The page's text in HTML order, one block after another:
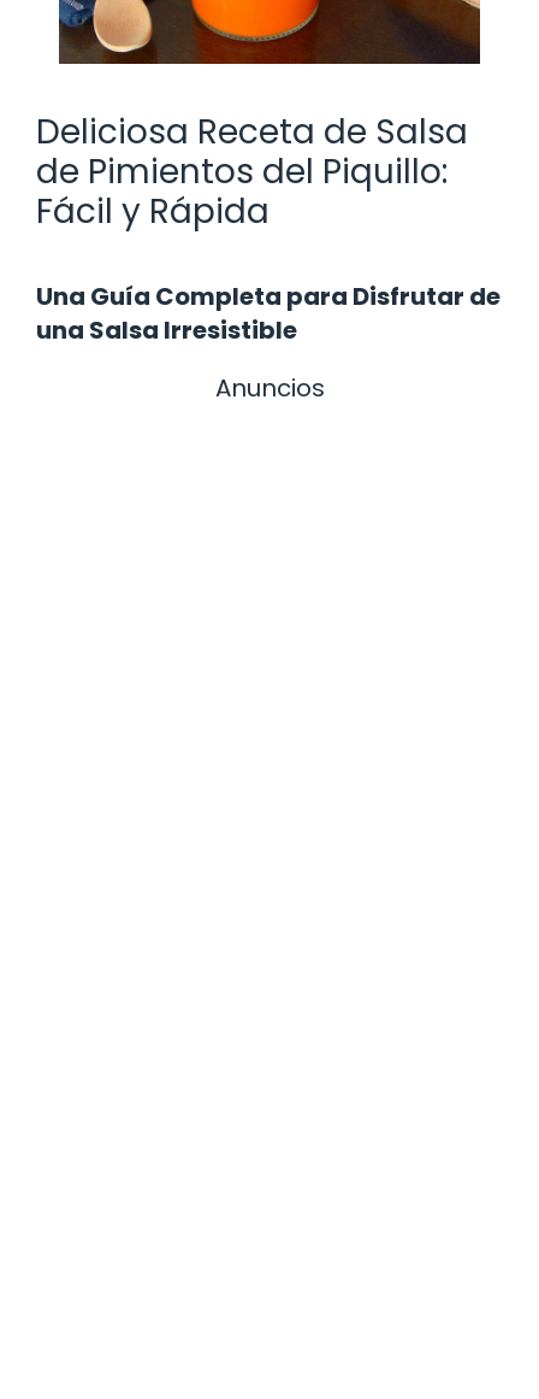
Deliciosa Receta de Salsa
de Pimientos del Piquillo:
Fácil y Rápida
Una Guía Completa para Disfrutar de
una Salsa Irresistible
Anuncios